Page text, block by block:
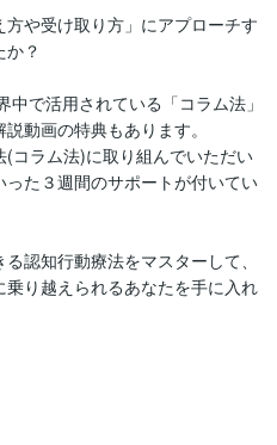
や受け取り方」にアプローチす
？
で活用されている「コラム法」
動画の特典もあります。
コラム法)に取り組んでいただい
た３週間のサポートが付いてい
認知行動療法をマスターして、
り越えられるあなたを手に入れ